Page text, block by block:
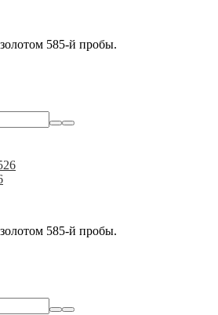
585-й пробы.
585-й пробы.